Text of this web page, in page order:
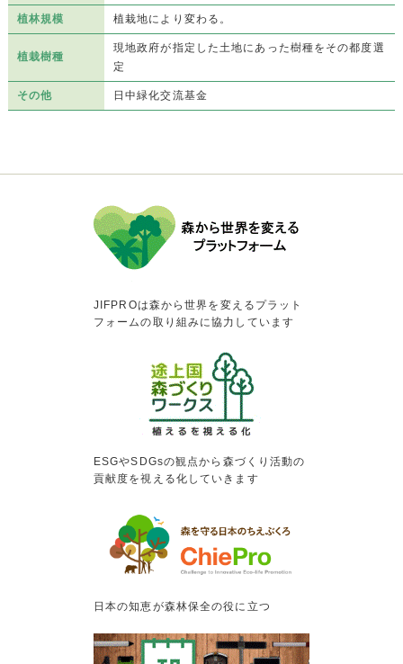
植林規模 植栽地により変わる。
植栽樹種
現地政府が指定した土地にあった樹種をその都度選
定
その他 日中緑化交流基金
JIFPROは森から世界を変えるプラット
フォームの取り組みに協力しています
ESGやSDGsの観点から森づくり活動の
貢献度を視える化していきます
日本の知恵が森林保全の役に立つ